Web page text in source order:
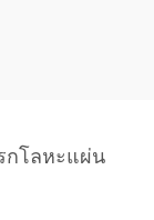
กโลหะแผ่น